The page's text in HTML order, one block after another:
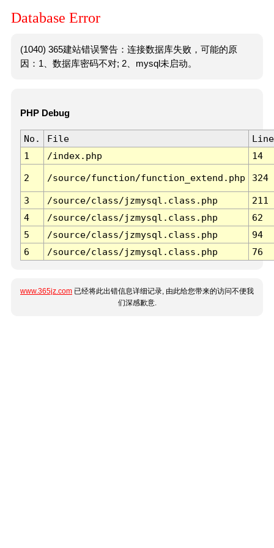
Database Error
(1040) 365建站错误警告：连接数据库失败，可能的原
因：1、数据库密码不对; 2、mysql未启动。
PHP Debug
No. File
Line
1
/index.php 14
2 /source/function/function_extend.php 324
3 /source/class/jzmysql.class.php
211
4
/source/class/jzmysql.class.php
62
5
/source/class/jzmysql.class.php
94
6
/source/class/jzmysql.class.php 76
www.365jz.com 已经将此出错信息详细记录, 由此给您带来的访问不便我
们深感歉意.